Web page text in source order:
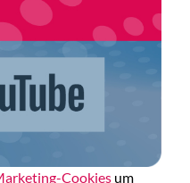
Cookies um